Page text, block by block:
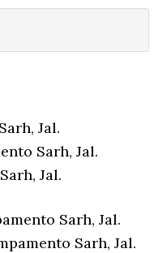
Jal.
Sarh, Jal.
Jal.
Sarh, Jal.
Sarh, Jal.